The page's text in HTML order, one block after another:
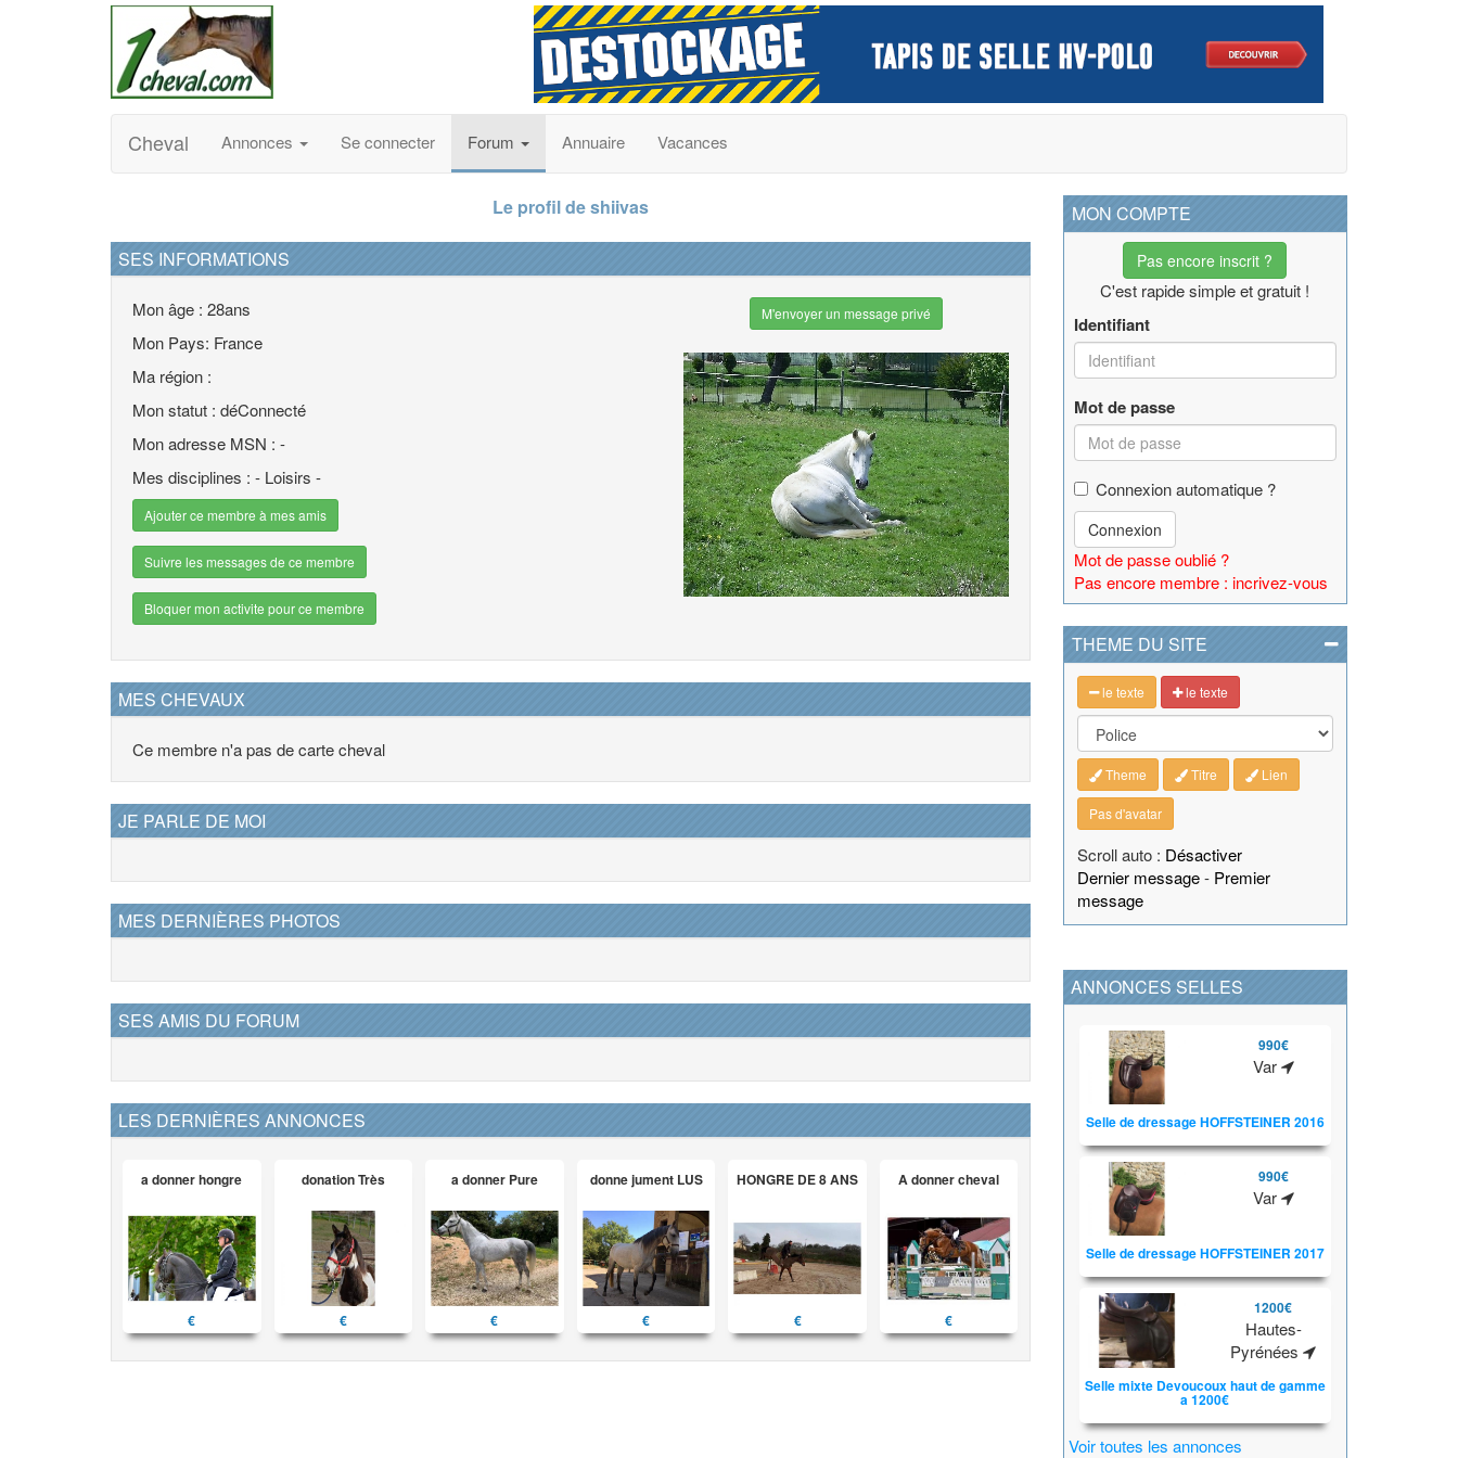
Cheval Annonces Se connecter Forum Annuaire Vacances
Le profil de shiivas
SES INFORMATIONS
Mon âge : 28ans
Mon Pays: France
Ma région :
Mon statut : déConnecté
Mon adresse MSN : -
Mes disciplines : - Loisirs -
Ajouter ce membre à mes amis
Suivre les messages de ce membre
Bloquer mon activite pour ce membre
M'envoyer un message privé
MES CHEVAUX
Ce membre n'a pas de carte cheval
JE PARLE DE MOI
MES DERNIÈRES PHOTOS
SES AMIS DU FORUM
LES DERNIÈRES ANNONCES
a donner hongre
€
donation Très
€
a donner Pure
€
donne jument LUS
€
HONGRE DE 8 ANS
€
A donner cheval
€
MON COMPTE
Pas encore inscrit ?
C'est rapide simple et gratuit !
Identifiant
Mot de passe
Connexion automatique ?
Connexion
Mot de passe oublié ?
Pas encore membre : incrivez-vous
THEME DU SITE
le texte le texte
Theme Titre Lien
Pas d'avatar
Scroll auto : Désactiver
Dernier message- Premier
message
ANNONCES SELLES
990€
Var
Selle de dressage HOFFSTEINER 2016
990€
Var
Selle de dressage HOFFSTEINER 2017
1200€
Hautes-
Pyrénées
Selle mixte Devoucoux haut de gamme
a 1200€
Voir toutes les annonces